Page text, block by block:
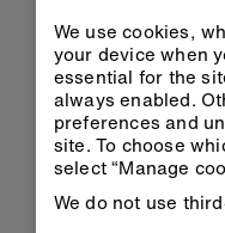
бити избрисани
свака радња
кршењем
имати уклањање
учествовања у
We use cookies,
your device when
essential for the
always enabled.
preferences and
site. To choose
select “Manage
We do not use